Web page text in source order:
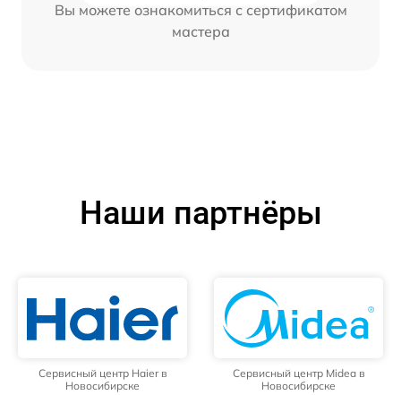
Вы можете ознакомиться с сертификатом
мастера
Наши партнёры
Сервисный центр Haier в
Новосибирске
Сервисный центр Midea в
Новосибирске